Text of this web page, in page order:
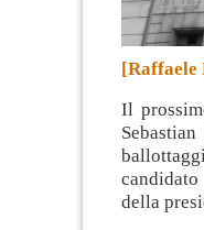
[Raffaele
Il
della